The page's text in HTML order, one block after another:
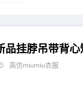
挂脖吊带背
高仿miumiu衣服